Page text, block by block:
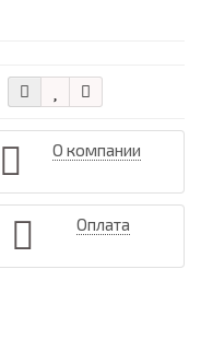
О компании
Оплата